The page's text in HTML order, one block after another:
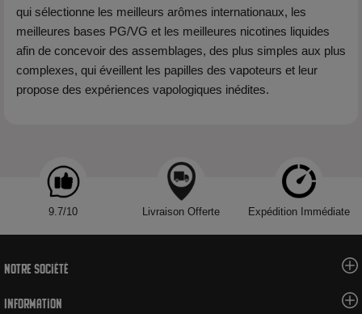
qui sélectionne les meilleurs arômes internationaux, les
meilleures bases PG/VG et les meilleures nicotines liquides
afin de concevoir des assemblages, des plus simples aux plus
complexes, qui éveillent les papilles des vapoteurs et leur
propose des expériences vapologiques inédites.
9.7/10 Livraison Offerte Expédition Immédiate
Notre société
Information